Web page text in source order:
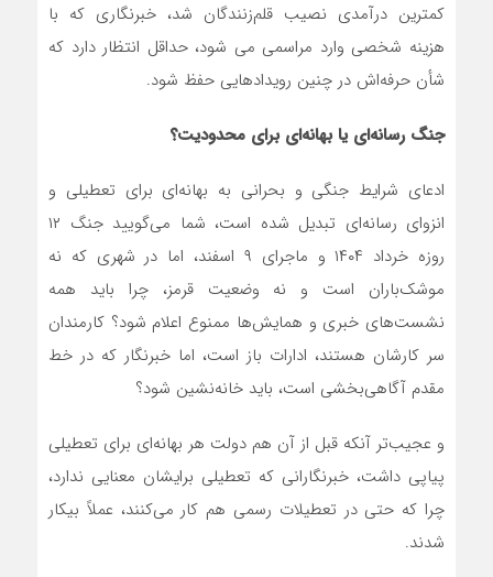
کمترین درآمدی نصیب قلم‌زنندگان شد، خبرنگاری که با
هزینه شخصی وارد مراسمی می شود، حداقل انتظار دارد که
شأن حرفه‌اش در چنین رویدادهایی حفظ شود.
جنگ رسانه‌ای یا بهانه‌ای برای محدودیت؟
ادعای شرایط جنگی و بحرانی به بهانه‌ای برای تعطیلی و
انزوای رسانه‌ای تبدیل شده است، شما می‌گویید جنگ ۱۲
روزه خرداد ۱۴۰۴ و ماجرای ۹ اسفند، اما در شهری که نه
موشک‌باران است و نه وضعیت قرمز، چرا باید همه
نشست‌های خبری و همایش‌ها ممنوع اعلام شود؟ کارمندان
سر کارشان هستند، ادارات باز است، اما خبرنگار که در خط
مقدم آگاهی‌بخشی است، باید خانه‌نشین شود؟
و عجیب‌تر آنکه قبل از آن هم دولت هر بهانه‌ای برای تعطیلی
پیاپی داشت، خبرنگارانی که تعطیلی برایشان معنایی ندارد،
چرا که حتی در تعطیلات رسمی هم کار می‌کنند، عملاً بیکار
شدند.